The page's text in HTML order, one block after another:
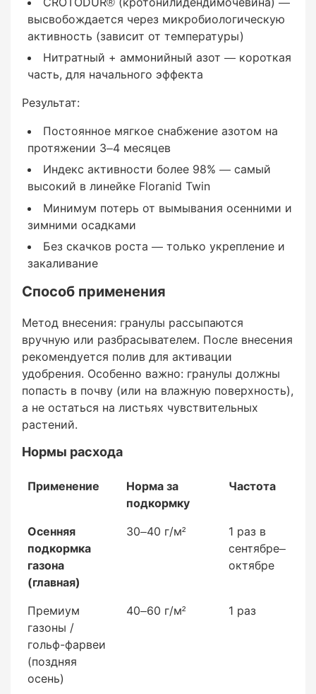
весеннего старта
Повышенный магний (4%):
Ключевой элемент синтеза хлорофилла —
газон и листва остаются насыщенно-зелёными
до заморозков
Активизирует усвоение фосфора и других
элементов
Усиливает иммунитет растений к грибковым
Сбалансированный фосфор (5%):
Поддерживает корневую систему —
особенно важно для молодых деревьев и
кустарников перед зимой
Стимулирует закладывание почек на
Высокая сера (28,75% SO₃):
Усиливает действие азота и других
элементов
Повышает устойчивость растений к
высвобождается через микробиологическую
активность (зависит от температуры)
Нитратный + аммонийный азот — короткая
часть, для начального эффекта
Результат:
Постоянное мягкое снабжение азотом на
протяжении 3–4 месяцев
Индекс активности более 98% — самый
высокий в линейке Floranid Twin
Минимум потерь от вымывания осенними и
зимними осадками
Без скачков роста — только укрепление и
закаливание
Способ применения
Метод внесения: гранулы рассыпаются
вручную или разбрасывателем. После внесения
рекомендуется полив для активации
удобрения. Особенно важно: гранулы должны
попасть в почву (или на влажную поверхность),
а не остаться на листьях чувствительных
растений.
Нормы расхода
Применение
Норма за
подкормку
Частота
Осенняя
подкормка
газона
(главная)
30–40 г/м²
1 раз в
сентябре–
октябре
Премиум
газоны /
гольф-фарвеи
(поздняя
осень)
40–60 г/м² 1 раз